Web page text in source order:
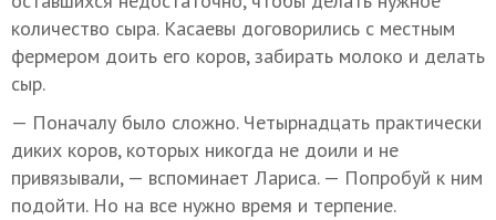
количество сыра. Касаевы договорились с местным
фермером доить его коров, забирать молоко и делать
сыр.
— Поначалу было сложно. Четырнадцать практически
диких коров, которых никогда не доили и не
привязывали, — вспоминает Лариса. — Попробуй к ним
подойти. Но на все нужно время и терпение.